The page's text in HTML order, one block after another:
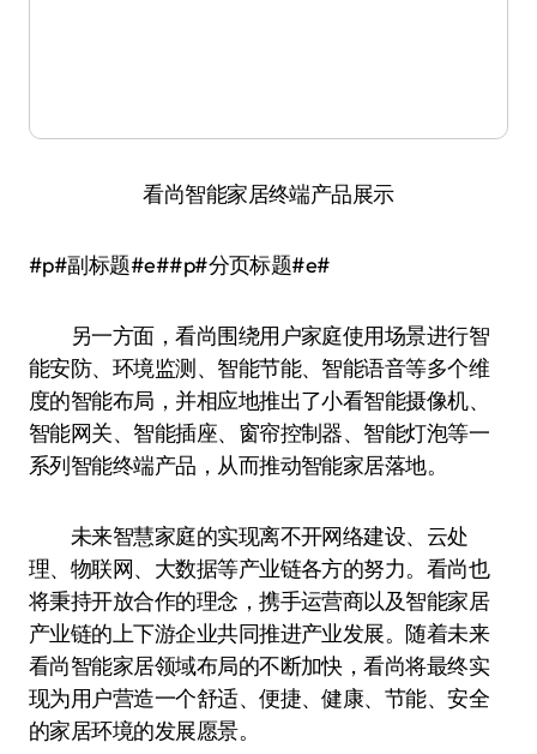
看尚智能家居终端产品展示
#p#副标题#e##p#分页标题#e#
另一方面，看尚围绕用户家庭使用场景进行智
能安防、环境监测、智能节能、智能语音等多个维
度的智能布局，并相应地推出了小看智能摄像机、
智能网关、智能插座、窗帘控制器、智能灯泡等一
系列智能终端产品，从而推动智能家居落地。
未来智慧家庭的实现离不开网络建设、云处
理、物联网、大数据等产业链各方的努力。看尚也
将秉持开放合作的理念，携手运营商以及智能家居
产业链的上下游企业共同推进产业发展。随着未来
看尚智能家居领域布局的不断加快，看尚将最终实
现为用户营造一个舒适、便捷、健康、节能、安全
的家居环境的发展愿景。